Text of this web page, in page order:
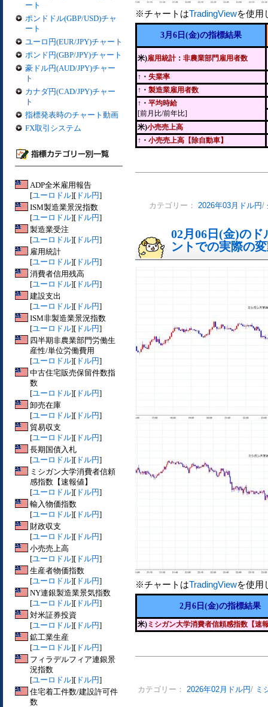
ート
ポンドドル(GBP/USD)チャ
ート
ユーロ円(EUR/JPY)チャート
ポンド円(GBP/JPY)チャート
豪ドル円(AUD/JPY)チャー
ト
カナダ円(CAD/JPY)チャー
ト
指標発表時のチャート動画
FX取引システム
ADP全米雇用報告
[ユーロドル][ ドル円]
ISM製造業景況指数
[ユーロドル][ ドル円]
製造業受注
[ユーロドル][ ドル円]
雇用統計
[ユーロドル][ ドル円]
消費者信用残高
[ユーロドル][ ドル円]
建設支出
[ユーロドル][ ドル円]
ISM非製造業景況指数
[ユーロドル][ ドル円]
四半期非農業部門労働生
産性/単位労働費用
[ユーロドル][ ドル円]
中古住宅販売保留件数指
数
[ユーロドル][ ドル円]
卸売在庫
[ユーロドル][ ドル円]
貿易収支
[ユーロドル][ ドル円]
長期国債入札
[ユーロドル][ ドル円]
ミシガン大学消費者信頼
感指数【速報値】
[ユーロドル][ ドル円]
輸入物価指数
[ユーロドル][ ドル円]
財政収支
[ユーロドル][ ドル円]
小売売上高
[ユーロドル][ ドル円]
生産者物価指数
[ユーロドル][ ドル円]
NY連銀製造業景気指数
[ユーロドル][ ドル円]
対米証券投資
[ユーロドル][ ドル円]
鉱工業生産
[ユーロドル][ ドル円]
フィラデルフィア連銀景
況指数
[ユーロドル][ ドル円]
住宅着工件数/建設許可件
数
※チャートはTradingViewを使用
3月6日(金)の指標結果
米)雇用統計： 非農業部門雇用者数
↑・ 失業率
↑・ 製造業雇用者数
↑・ 平均時給
[前月比/前年比]
米)小売売上高
↑・ 小売売上高【除自動車】
カテゴリー： 2026年03月ドル円/
02月06日(金)の
ントでの実際の
※チャートはTradingViewを使用
2月6日(金)の指標結果
米) ミシガン大学消費者信頼感指数【速
カテゴリー： 2026年02月ドル円/ ミ